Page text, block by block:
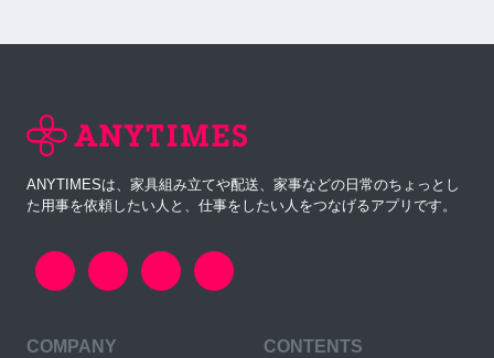
ANYTIMESは、家具組み立てや配送、家事などの日常のちょっとし
た用事を依頼したい人と、仕事をしたい人をつなげるアプリです。
COMPANY CONTENTS